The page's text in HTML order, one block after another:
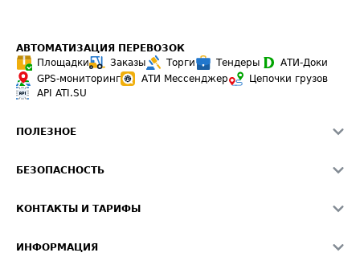
АВТОМАТИЗАЦИЯ ПЕРЕВОЗОК
Площадки
Заказы Торги Тендеры
АТИ-Доки
GPS-мониторинг
АТИ Мессенджер
Цепочки грузов
API ATI.SU
ПОЛЕЗНОЕ
Звезды ATI.SU на вашем сайте
Средние ставки
БЕЗОПАСНОСТЬ
Светофор+
КОНТАКТЫ И ТАРИФЫ
ИНФОРМАЦИЯ